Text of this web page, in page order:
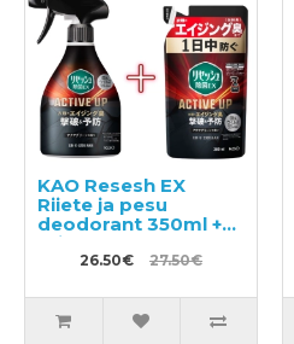
KAO Resesh EX
Riiete ja pesu
deodorant 350ml +
täide 300ml
26.50€ 27.50€